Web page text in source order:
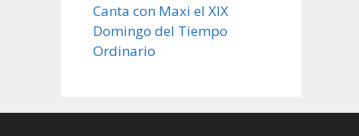
Canta con Maxi el XIX
Domingo del Tiempo
Ordinario